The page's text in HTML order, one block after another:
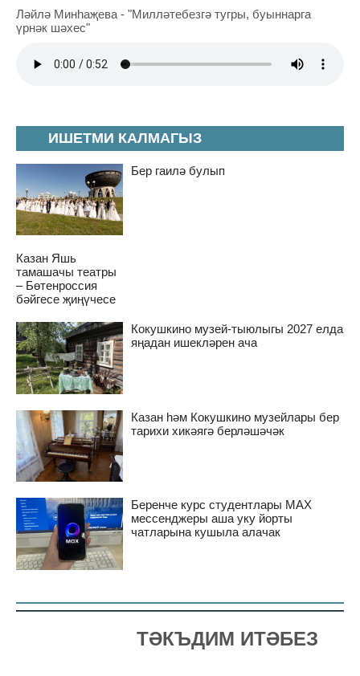
ИШЕТМИ КАЛМАГЫЗ
Бер гаилә булып
Казан Яшь
тамашачы театры
– Бөтенроссия
бәйгесе җиңүчесе
Кокушкино музей-тыюлыгы 2027 елда
яңадан ишекләрен ача
Казан һәм Кокушкино музейлары бер
тарихи хикәягә берләшәчәк
Беренче курс студентлары MAX
мессенджеры аша уку йорты
чатларына кушыла алачак
Ләйлә Минһаҗева - "Милләтебезгә тугры, буыннарга
үрнәк шәхес"
ТӘКЪДИМ ИТӘБЕЗ